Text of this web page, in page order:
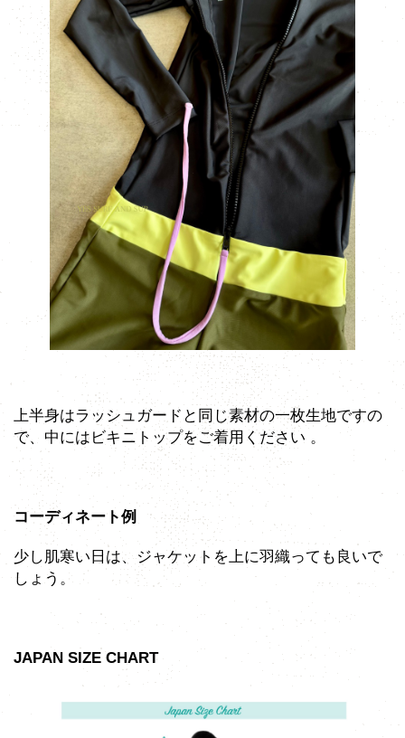
上半身はラッシュガードと同じ素材の一枚生地ですの
で、中にはビキニトップをご着用ください 。
コーディネート例
少し肌寒い日は、ジャケットを上に羽織っても良いで
しょう。
JAPAN SIZE CHART